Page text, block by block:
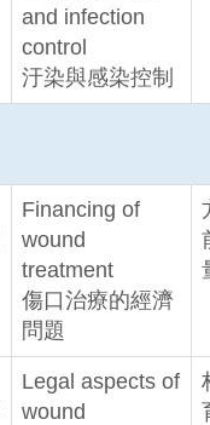
and infection
control
汙染與感染控制
Financing of
wound
treatment
傷口治療的經濟
問題
Legal aspects of
wound